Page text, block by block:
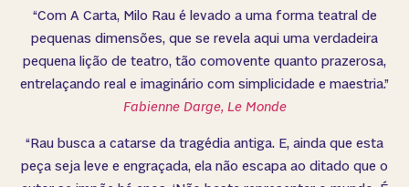
“Com A Carta, Milo Rau é levado a uma forma teatral de
pequenas dimensões, que se revela aqui uma verdadeira
pequena lição de teatro, tão comovente quanto prazerosa,
entrelaçando real e imaginário com simplicidade e maestria.”
Fabienne Darge, Le Monde
“Rau busca a catarse da tragédia antiga. E, ainda que esta
peça seja leve e engraçada, ela não escapa ao ditado que o